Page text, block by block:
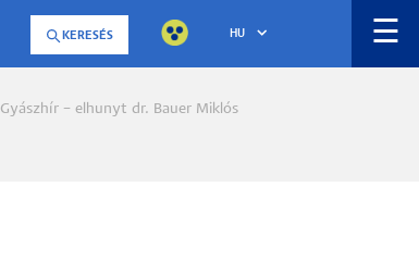
KERESÉS HU ☰
Gyászhír – elhunyt dr. Bauer Miklós